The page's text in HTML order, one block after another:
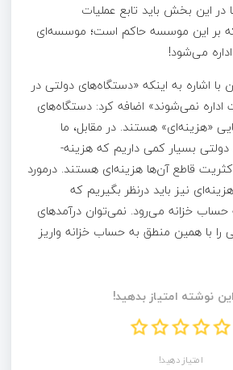
در این بخش باید تابع عملیات
بر این موسسه حاکم است؛ موسسه‌ای
می‌شود!
با اشاره به اینکه «دستگاه‌های دولتی در
نمی‌شوند» اضافه کرد: دستگاه‌های
«هزینه‌ای» هستند. در مقابل، ما
بسیار کمی داریم که هزینه-
قاطع آن‌ها هزینه‌ای هستند. درمورد
نیز باید درنظر بگیریم که
حساب خزانه می‌رود. نمی‌توان درآمدهای
را با همین منطق به حساب خزانه واریز
نوشته امتیاز بدهید!
امتیاز دهید!